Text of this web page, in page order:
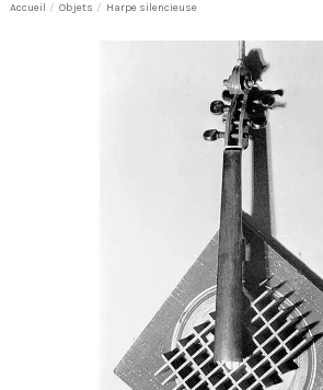
Accueil Objets Harpe silencieuse